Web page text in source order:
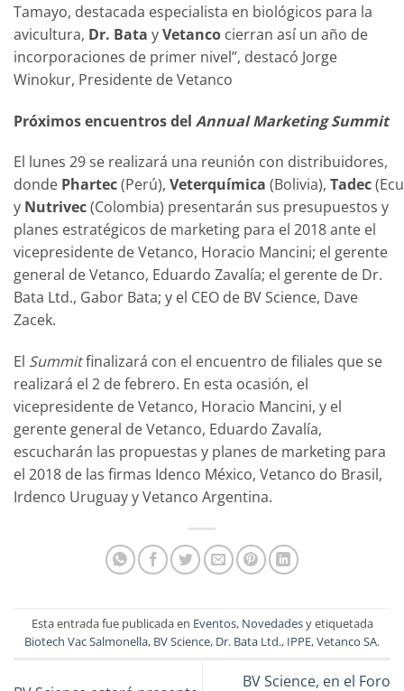
Tamayo, destacada especialista en biológicos para la
avicultura, Dr. Bata yVetanco cierran así un año de
incorporaciones de primer nivel”, destacó Jorge
Winokur, Presidente de Vetanco
Próximos encuentros del Annual Marketing Summit
El lunes 29 se realizará una reunión con distribuidores,
donde Phartec(Perú), Veterquímica (Bolivia), Tadec
y Nutrivec(Colombia) presentarán sus presupuestos y
planes estratégicos de marketing para el 2018 ante el
vicepresidente de Vetanco, Horacio Mancini; el gerente
general de Vetanco, Eduardo Zavalía; el gerente de Dr.
Bata Ltd., Gabor Bata; y el CEO de BV Science, Dave
Zacek.
El Summitfinalizará con el encuentro de filiales que se
realizará el 2 de febrero. En esta ocasión, el
vicepresidente de Vetanco, Horacio Mancini, y el
gerente general de Vetanco, Eduardo Zavalía,
escucharán las propuestas y planes de marketing para
el 2018 de las firmas Idenco México, Vetanco do Brasil,
Irdenco Uruguay y Vetanco Argentina.
Esta entrada fue publicada en Eventos, Novedadesy etiquetada
Biotech Vac Salmonella, BV Science, Dr. Bata Ltd., IPPE,Vetanco SA.
BV Science, en el Foro